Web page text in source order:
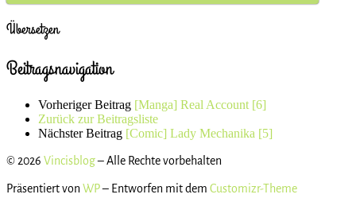
Übersetzen
Beitragsnavigation
Vorheriger Beitrag [Manga] Real Account [6]
Zurück zur Beitragsliste
Nächster Beitrag [Comic] Lady Mechanika [5]
© 2026 Vincisblog– Alle Rechte vorbehalten
Präsentiert von WP– Entworfen mit dem Customizr-Theme